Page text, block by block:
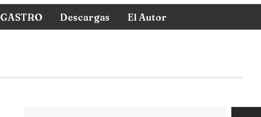
GASTRO Descargas El Autor